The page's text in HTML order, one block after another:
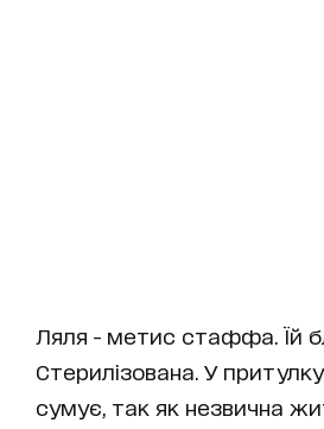
Ляля - метис стаффа. Їй
Стерилізована. У
сумує, так як незвична